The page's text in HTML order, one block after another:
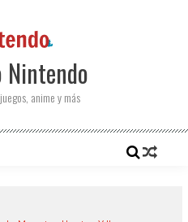
Nintendo
anime y más